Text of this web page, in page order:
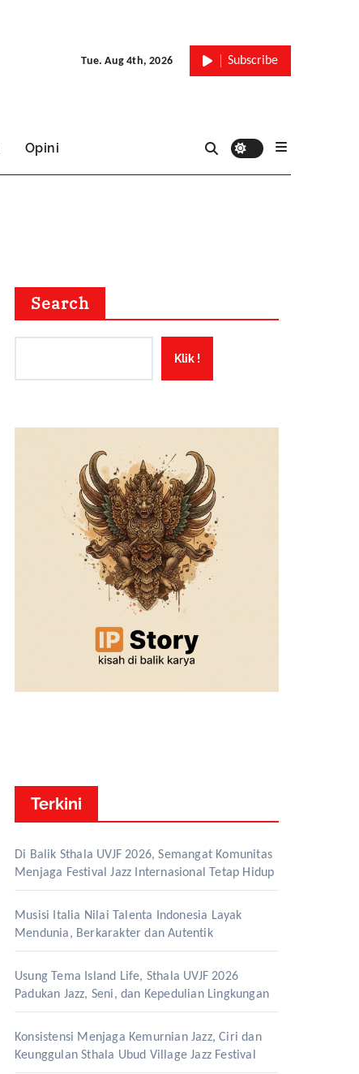
Tue. Aug 4th, 2026 Subscribe
Opini
Search
Klik !
Terkini
Di Balik Sthala UVJF 2026, Semangat Komunitas
Menjaga Festival Jazz Internasional Tetap Hidup
Musisi Italia Nilai Talenta Indonesia Layak
Mendunia, Berkarakter dan Autentik
Usung Tema Island Life, Sthala UVJF 2026
Padukan Jazz, Seni, dan Kepedulian Lingkungan
Konsistensi Menjaga Kemurnian Jazz, Ciri dan
Keunggulan Sthala Ubud Village Jazz Festival